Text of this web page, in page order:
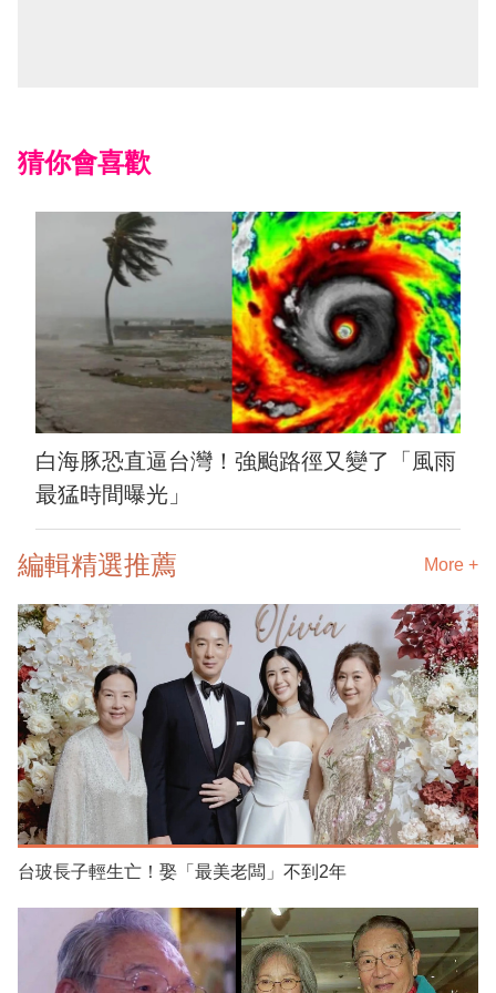
猜你會喜歡
白海豚恐直逼台灣！強颱路徑又變了「風雨
最猛時間曝光」
編輯精選推薦 More +
台玻長子輕生亡！娶「最美老闆」不到2年